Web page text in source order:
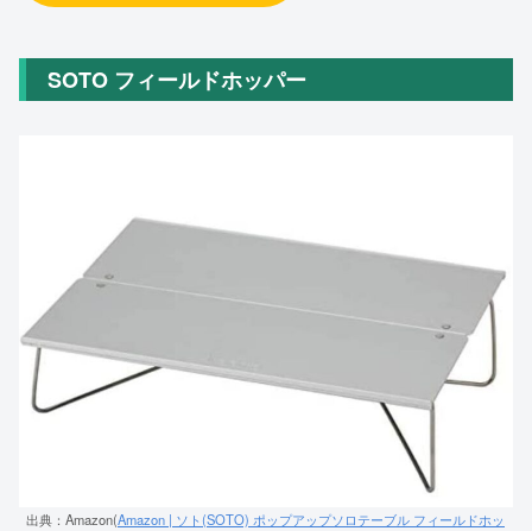
SOTO フィールドホッパー
出典：Amazon(Amazon | ソト(SOTO) ポップアップソロテーブル フィールドホッ